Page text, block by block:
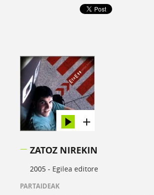
ZATOZ NIREKIN
2005 - Egilea editore
PARTAIDEAK